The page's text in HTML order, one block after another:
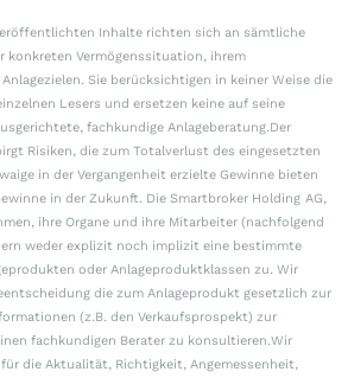
Inhalte richten sich an sämtliche
konkreten Vermögenssituation, ihrem
Sie berücksichtigen in keiner Weise die
Lesers und ersetzen keine auf seine
fachkundige Anlageberatung.Der
Risiken, die zum Totalverlust des eingesetzten
in der Vergangenheit erzielte Gewinne bieten
in der Zukunft. Die Smartbroker Holding AG,
ihre Organe und ihre Mitarbeiter (nachfolgend
weder explizit noch implizit eine bestimmte
oder Anlageproduktklassen zu. Wir
die zum Anlageprodukt gesetzlich zur
(z.B. den Verkaufsprospekt) zur
fachkundigen Berater zu konsultieren.Wir
die Aktualität, Richtigkeit, Angemessenheit,